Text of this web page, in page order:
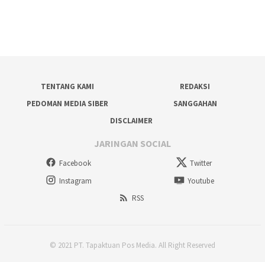
TENTANG KAMI
REDAKSI
PEDOMAN MEDIA SIBER
SANGGAHAN
DISCLAIMER
JARINGAN SOCIAL
Facebook
Twitter
Instagram
Youtube
RSS
© 2021 PT. Tapaktuan Pos Media. All Right Reserved